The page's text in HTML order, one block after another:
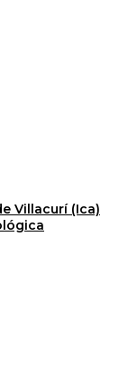
Villacurí (Ica)